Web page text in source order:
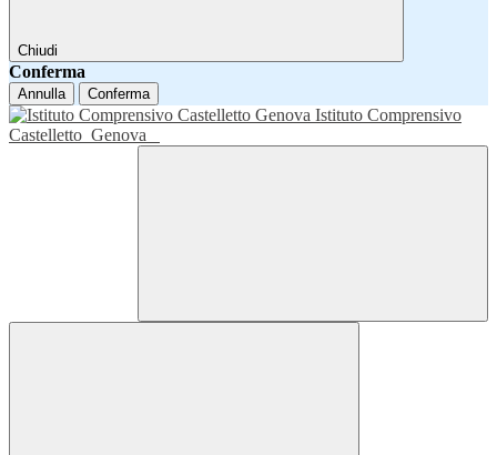
Chiudi
Conferma
Annulla Conferma
Istituto Comprensivo
Castelletto Genova